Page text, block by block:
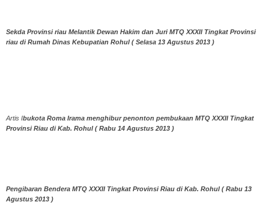
Sekda Provinsi riau Melantik Dewan Hakim dan Juri MTQ XXXII Tingkat Provinsi
riau di Rumah Dinas Kebupatian Rohul ( Selasa 13 Agustus 2013 )
Artis Ibukota Roma Irama menghibur penonton pembukaan MTQ XXXII Tingkat
Provinsi Riau di Kab. Rohul ( Rabu 14 Agustus 2013 )
Pengibaran Bendera MTQ XXXII Tingkat Provinsi Riau di Kab. Rohul ( Rabu 13
Agustus 2013 )